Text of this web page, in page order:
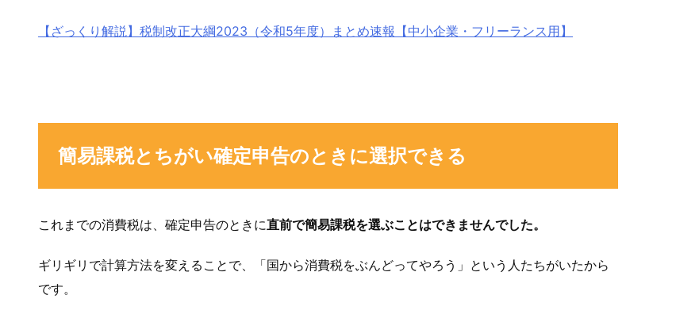
【ざっくり解説】税制改正大綱2023（令和5年度）まとめ速報【中小企業・フリーランス用】
簡易課税とちがい確定申告のときに選択できる
これまでの消費税は、確定申告のときに直前で簡易課税を選ぶことはできませんでした。
ギリギリで計算方法を変えることで、「国から消費税をぶんどってやろう」という人たちがいたから
です。